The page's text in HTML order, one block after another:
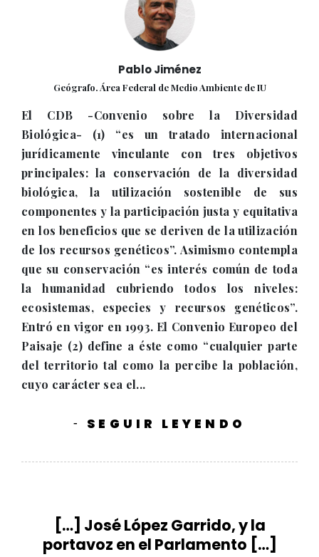
Pablo Jiménez
Geógrafo. Área Federal de Medio Ambiente de IU
El CDB -Convenio sobre la Diversidad
Biológica- (1) “es un tratado internacional
jurídicamente vinculante con tres objetivos
principales: la conservación de la diversidad
biológica, la utilización sostenible de sus
componentes y la participación justa y equitativa
en los beneficios que se deriven de la utilización
de los recursos genéticos”. Asimismo contempla
que su conservación “es interés común de toda
la humanidad cubriendo todos los niveles:
ecosistemas, especies y recursos genéticos”.
Entró en vigor en 1993. El Convenio Europeo del
Paisaje (2) define a éste como “cualquier parte
del territorio tal como la percibe la población,
cuyo carácter sea el...
- SEGUIR LEYENDO
[…] José López Garrido, y la
portavoz en el Parlamento […]